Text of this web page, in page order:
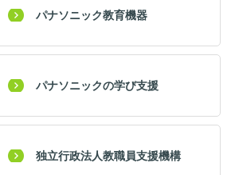
パナソニック教育機器
パナソニックの学び支援
独立行政法人教職員支援機構